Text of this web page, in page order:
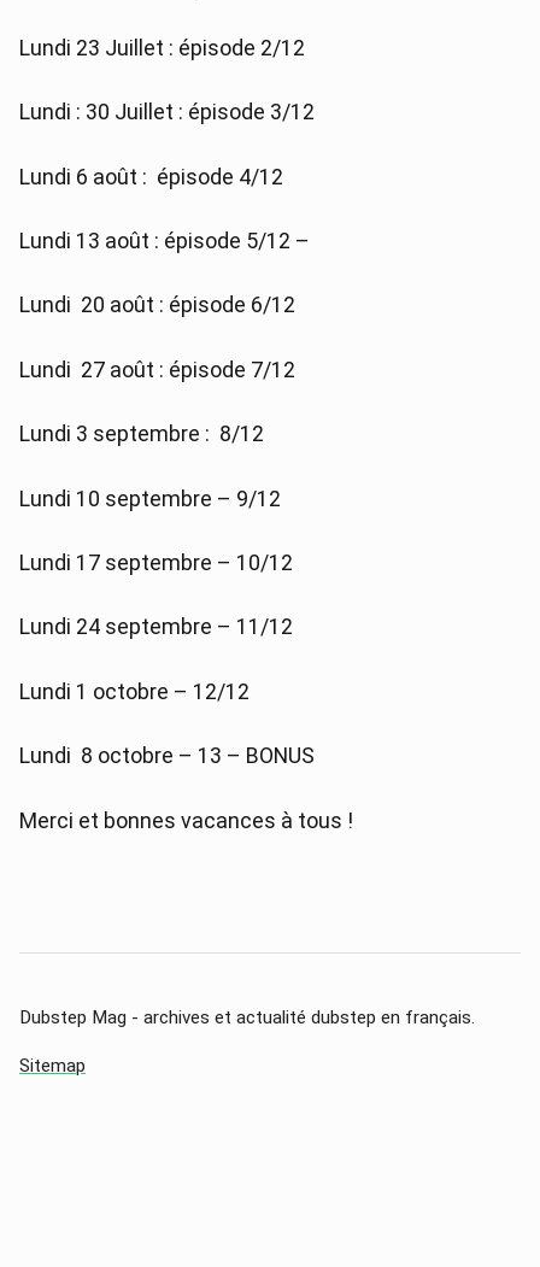
Lundi 23 Juillet : épisode 2/12
Lundi : 30 Juillet : épisode 3/12
Lundi 6 août : épisode 4/12
Lundi 13 août : épisode 5/12 –
Lundi 20 août : épisode 6/12
Lundi 27 août : épisode 7/12
Lundi 3 septembre : 8/12
Lundi 10 septembre – 9/12
Lundi 17 septembre – 10/12
Lundi 24 septembre – 11/12
Lundi 1 octobre – 12/12
Lundi 8 octobre – 13 – BONUS
Merci et bonnes vacances à tous !
Dubstep Mag - archives et actualité dubstep en français.
Sitemap